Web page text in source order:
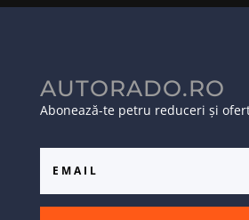
AUTORADO.RO
Abonează-te petru reduceri și